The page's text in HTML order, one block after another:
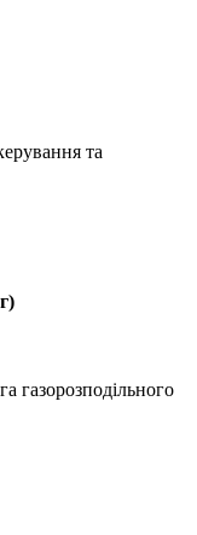
та
газорозподільного